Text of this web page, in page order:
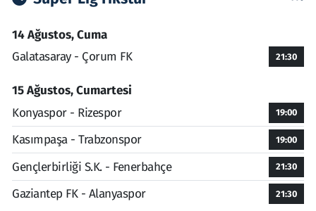
14 Ağustos, Cuma
Galatasaray - Çorum FK
21:30
15 Ağustos, Cumartesi
Konyaspor - Rizespor
19:00
Kasımpaşa - Trabzonspor 19:00
Gençlerbirliği S.K. - Fenerbahçe 21:30
Gaziantep FK - Alanyaspor 21:30